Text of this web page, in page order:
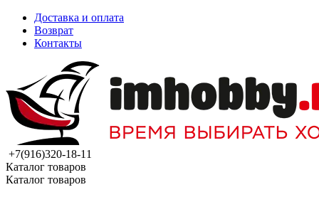
Доставка и оплата
Возврат
Контакты
+7(916)320-18-11
Каталог товаров
Каталог товаров